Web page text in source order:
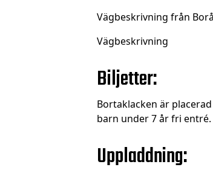
Vägbeskrivning från
Vägbeskrivning
Biljetter:
Bortaklacken är
barn under 7 år fri entré.
Uppladdning: